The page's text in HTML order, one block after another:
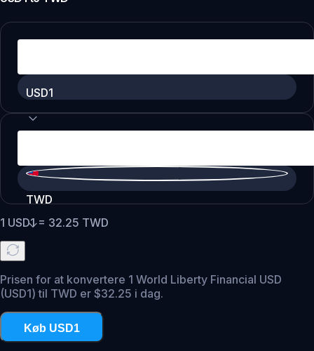
USD1
TWD
1 USD1= 32.25 TWD
Prisen for at konvertere 1 World Liberty Financial USD
(USD1) til TWD er $32.25 i dag.
Køb USD1